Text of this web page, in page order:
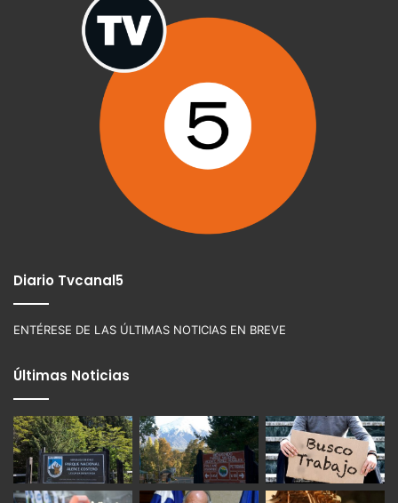
Diario Tvcanal5
ENTÉRESE DE LAS ÚLTIMAS NOTICIAS EN BREVE
Últimas Noticias